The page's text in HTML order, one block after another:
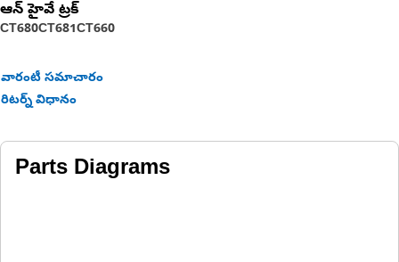
ఆన్ హైవే ట్రక్
CT680CT681CT660
వారంటీ సమాచారం
రిటర్న్ విధానం
Parts Diagrams